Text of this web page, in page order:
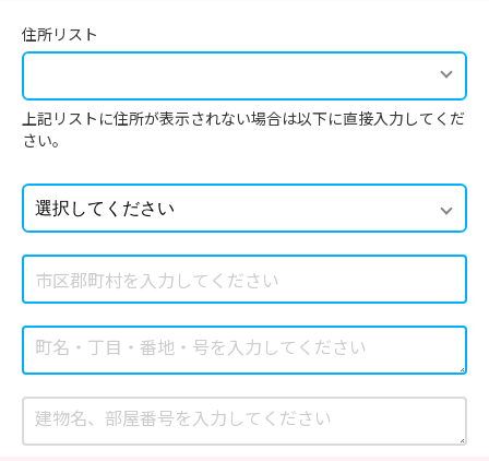
住所リスト
上記リストに住所が表示されない場合は以下に直接入力してくだ
さい。